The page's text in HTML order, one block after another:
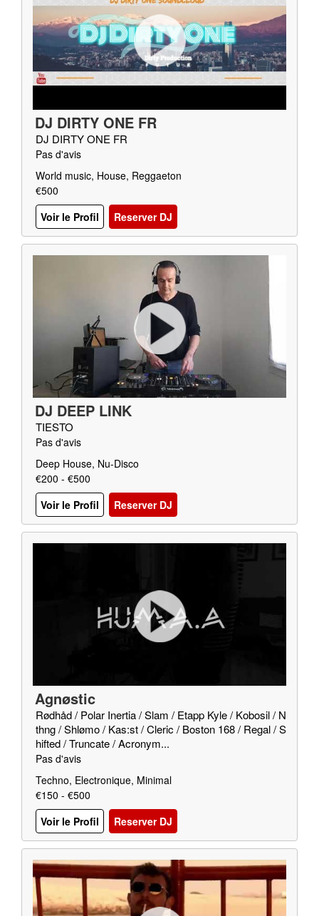
DJ DIRTY ONE FR
DJ DIRTY ONE FR
Pas d'avis
World music, House, Reggaeton
€500
Voir le Profil
Reserver DJ
DJ DEEP LINK
TIESTO
Pas d'avis
Deep House, Nu-Disco
€200 - €500
Voir le Profil
Reserver DJ
Agnøstic
Rødhåd / Polar Inertia / Slam / Etapp Kyle / Kobosil / N
thng / Shlømo / Kas:st / Cleric / Boston 168 / Regal / S
hifted / Truncate / Acronym...
Pas d'avis
Techno, Electronique, Minimal
€150 - €500
Voir le Profil
Reserver DJ